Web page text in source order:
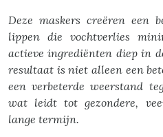
Deze maskers creëren een
lippen die vochtverlies
actieve ingrediënten diep in
resultaat is niet alleen een
een verbeterde weerstand
wat leidt tot gezondere,
lange termijn.